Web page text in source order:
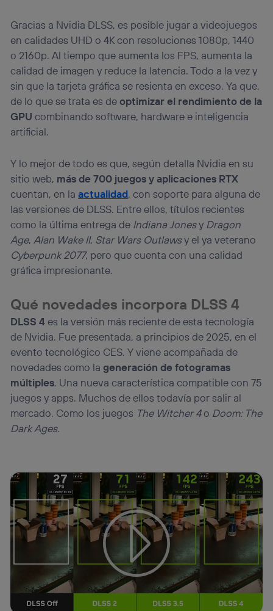
Gracias a Nvidia DLSS, es posible jugar a videojuegos
en calidades UHD o 4K con resoluciones 1080p, 1440
o 2160p. Al tiempo que aumenta los FPS, aumenta la
calidad de imagen y reduce la latencia. Todo a la vez y
sin que la tarjeta gráfica se resienta en exceso. Ya que,
de lo que se trata es deoptimizar el rendimiento de la
GPU combinando software, hardware e inteligencia
artificial.
Y lo mejor de todo es que, según detalla Nvidia en su
sitio web, más de 700 juegos y aplicaciones RTX
cuentan, en laactualidad, con soporte para alguna de
las versiones de DLSS. Entre ellos, títulos recientes
como la última entrega de Indiana Jonesy Dragon
Age,Alan Wake II, Star Wars Outlawsy el ya veterano
Cyberpunk 2077, pero que cuenta con una calidad
gráfica impresionante.
Qué novedades incorpora DLSS 4
DLSS 4es la versión más reciente de esta tecnología
de Nvidia. Fue presentada, a principios de 2025, en el
evento tecnológico CES. Y viene acompañada de
novedades como lageneración de fotogramas
múltiples. Una nueva característica compatible con 75
juegos y apps. Muchos de ellos todavía por salir al
mercado. Como los juegos The Witcher 4o Doom: The
Dark Ages.
Tu configuración de cookies no permite la visualización de
este contenido
Configurar cookies